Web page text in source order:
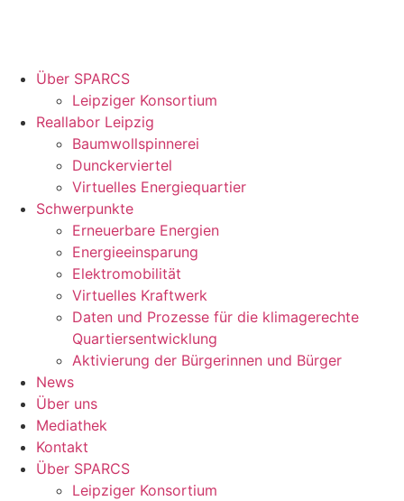
Über SPARCS
Leipziger Konsortium
Reallabor Leipzig
Baumwollspinnerei
Dunckerviertel
Virtuelles Energiequartier
Schwerpunkte
Erneuerbare Energien
Energieeinsparung
Elektromobilität
Virtuelles Kraftwerk
Daten und Prozesse für die klimagerechte
Quartiersentwicklung
Aktivierung der Bürgerinnen und Bürger
News
Über uns
Mediathek
Kontakt
Über SPARCS
Leipziger Konsortium